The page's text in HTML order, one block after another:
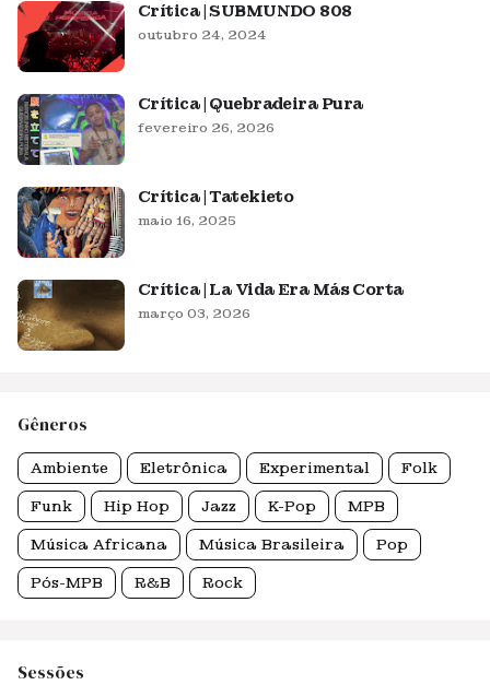
Crítica | SUBMUNDO 808
outubro 24, 2024
Crítica | Quebradeira Pura
fevereiro 26, 2026
Crítica | Tatekieto
maio 16, 2025
Crítica | La Vida Era Más Corta
março 03, 2026
Gêneros
Ambiente Eletrônica Experimental Folk
Funk Hip Hop Jazz K-Pop MPB
Música Africana Música Brasileira Pop
Pós-MPB R&B Rock
Sessões